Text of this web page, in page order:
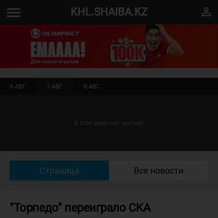
menu KHL.SHAIBA.KZ perm_identity
6 АВГ. 7 АВГ. 8 АВГ.
В этот день нет матчей
Страница Все новости
"Торпедо" переиграло СКА